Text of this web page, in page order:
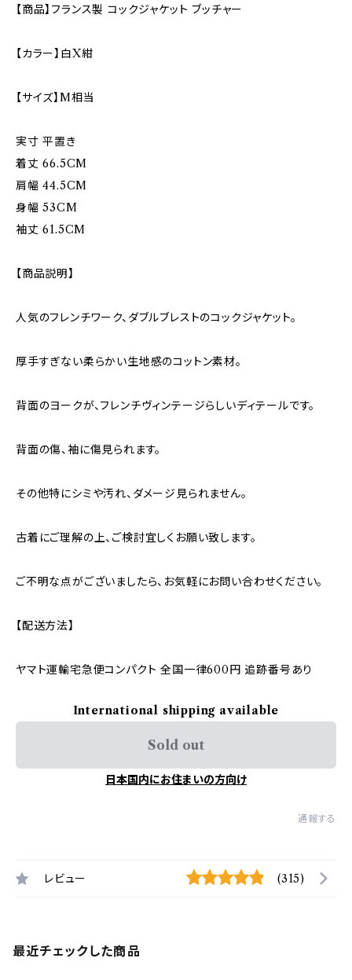
【商品】フランス製 コックジャケット ブッチャー
【カラー】白X紺
【サイズ】M相当
実寸 平置き
着丈 66.5CM
肩幅 44.5CM
身幅 53CM
袖丈 61.5CM
【商品説明】
人気のフレンチワーク、ダブルブレストのコックジャケット。
厚手すぎない柔らかい生地感のコットン素材。
背面のヨークが、フレンチヴィンテージらしいディテールです。
背面の傷、袖に傷見られます。
その他特にシミや汚れ、ダメージ見られません。
古着にご理解の上、ご検討宜しくお願い致します。
ご不明な点がございましたら、お気軽にお問い合わせください。
【配送方法】
ヤマト運輸宅急便コンパクト 全国一律600円 追跡番号あり
International shipping available
Sold out
日本国内にお住まいの方向け
通報する
レビュー (315)
最近チェックした商品